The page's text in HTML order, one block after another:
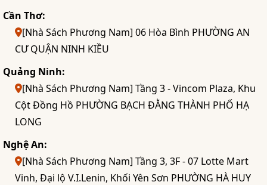
Cần Thơ:
[Nhà Sách Phương Nam] 06 Hòa Bình PHƯỜNG AN
CƯ QUẬN NINH KIỀU
Quảng Ninh:
[Nhà Sách Phương Nam] Tầng 3 - Vincom Plaza, Khu
Cột Đồng Hồ PHƯỜNG BẠCH ĐẰNG THÀNH PHỐ HẠ
LONG
Nghệ An:
[Nhà Sách Phương Nam] Tầng 3, 3F - 07 Lotte Mart
Vinh, Đại lộ V.I.Lenin, Khối Yên Sơn PHƯỜNG HÀ HUY